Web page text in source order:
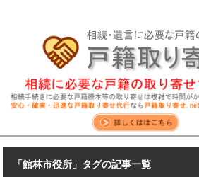
「館林市役所」タグの記事一覧